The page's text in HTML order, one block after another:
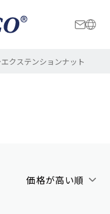
International
エクステンションナット
価格が高い順